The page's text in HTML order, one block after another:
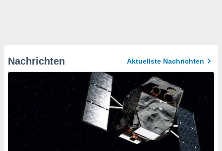
Nachrichten Aktuellste Nachrichten